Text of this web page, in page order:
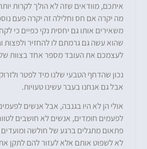
איתכם, מוודאים שזה לא הולך לקרות
מה יקרה אם חס וחלילה זה יקרה פעם
משאירים אותו גם יחסית נקי כפיים כי
שהוא עשה גם גרמתם לו להחזיר ולפצות
לעצמכם את העובד מספר אחד בצוות
נכון שהדחף הטבעי שלנו מיד לפטר
אבל גם אנחנו בעבר עשינו טעויות.
אולי הן לא היו בגנבה, אבל אנשים
לפעמים חומדים, אנשים לא חושבים
פתאום מתגלים ברגע של חולשה ומועדים
לא לשפוט אותם אלא לעזור להם לתקן את